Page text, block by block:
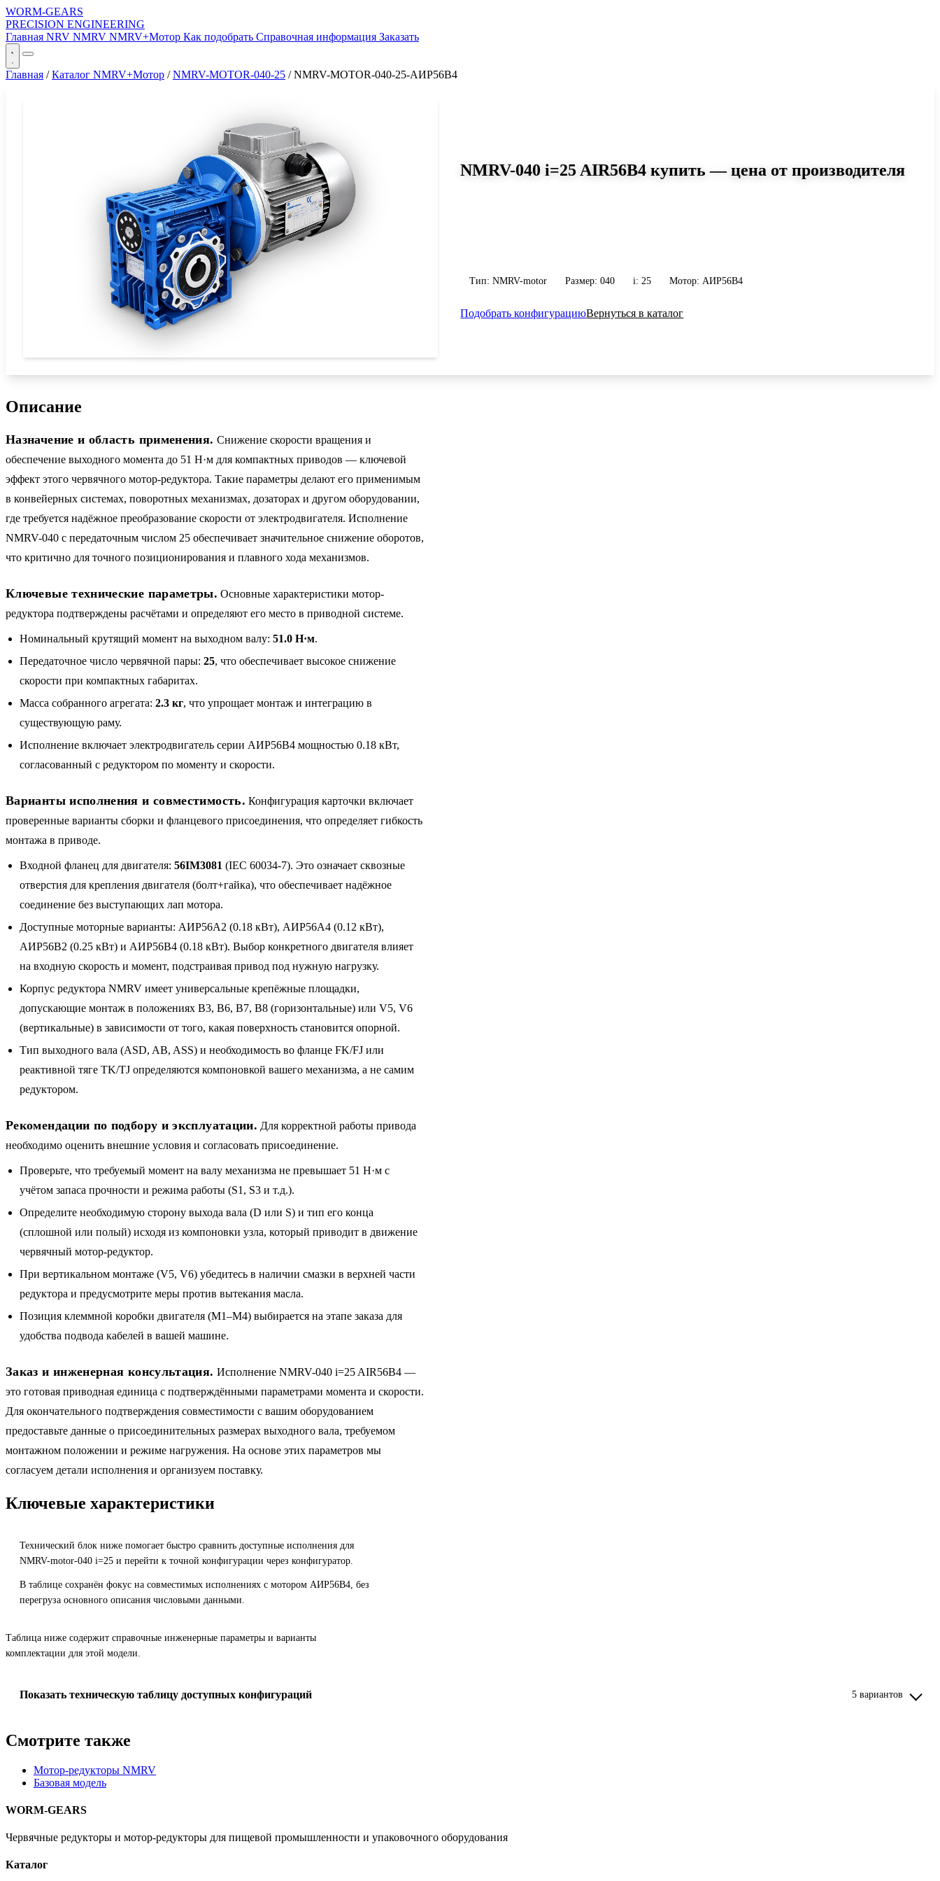
WORM-GEARS
PRECISION ENGINEERING
Главная NRV NMRV NMRV+Мотор Как подобрать Справочная информация Заказать
Главная / Каталог NMRV+Мотор / NMRV-MOTOR-040-25 / NMRV-MOTOR-040-25-АИР56B4
NMRV-040 i=25 AIR56B4 купить — цена от производителя
Тип: NMRV-motor Размер: 040 i: 25 Мотор: АИР56B4
Подобрать конфигурациюВернуться в каталог
Описание
Назначение и область применения. Снижение скорости вращения и
обеспечение выходного момента до 51 Н·м для компактных приводов — ключевой
эффект этого червячного мотор-редуктора. Такие параметры делают его применимым
в конвейерных системах, поворотных механизмах, дозаторах и другом оборудовании,
где требуется надёжное преобразование скорости от электродвигателя. Исполнение
NMRV-040 с передаточным числом 25 обеспечивает значительное снижение оборотов,
что критично для точного позиционирования и плавного хода механизмов.
Ключевые технические параметры. Основные характеристики мотор-
редуктора подтверждены расчётами и определяют его место в приводной системе.
Номинальный крутящий момент на выходном валу: 51.0 Н·м.
Передаточное число червячной пары: 25, что обеспечивает высокое снижение
скорости при компактных габаритах.
Масса собранного агрегата: 2.3 кг, что упрощает монтаж и интеграцию в
существующую раму.
Исполнение включает электродвигатель серии АИР56B4 мощностью 0.18 кВт,
согласованный с редуктором по моменту и скорости.
Варианты исполнения и совместимость. Конфигурация карточки включает
проверенные варианты сборки и фланцевого присоединения, что определяет гибкость
монтажа в приводе.
Входной фланец для двигателя: 56IM3081 (IEC 60034-7). Это означает сквозные
отверстия для крепления двигателя (болт+гайка), что обеспечивает надёжное
соединение без выступающих лап мотора.
Доступные моторные варианты: АИР56A2 (0.18 кВт), АИР56A4 (0.12 кВт),
АИР56B2 (0.25 кВт) и АИР56B4 (0.18 кВт). Выбор конкретного двигателя влияет
на входную скорость и момент, подстраивая привод под нужную нагрузку.
Корпус редуктора NMRV имеет универсальные крепёжные площадки,
допускающие монтаж в положениях B3, B6, B7, B8 (горизонтальные) или V5, V6
(вертикальные) в зависимости от того, какая поверхность становится опорной.
Тип выходного вала (ASD, AB, ASS) и необходимость во фланце FK/FJ или
реактивной тяге TK/TJ определяются компоновкой вашего механизма, а не самим
редуктором.
Рекомендации по подбору и эксплуатации. Для корректной работы привода
необходимо оценить внешние условия и согласовать присоединение.
Проверьте, что требуемый момент на валу механизма не превышает 51 Н·м с
учётом запаса прочности и режима работы (S1, S3 и т.д.).
Определите необходимую сторону выхода вала (D или S) и тип его конца
(сплошной или полый) исходя из компоновки узла, который приводит в движение
червячный мотор-редуктор.
При вертикальном монтаже (V5, V6) убедитесь в наличии смазки в верхней части
редуктора и предусмотрите меры против вытекания масла.
Позиция клеммной коробки двигателя (M1–M4) выбирается на этапе заказа для
удобства подвода кабелей в вашей машине.
Заказ и инженерная консультация. Исполнение NMRV-040 i=25 AIR56B4 —
это готовая приводная единица с подтверждёнными параметрами момента и скорости.
Для окончательного подтверждения совместимости с вашим оборудованием
предоставьте данные о присоединительных размерах выходного вала, требуемом
монтажном положении и режиме нагружения. На основе этих параметров мы
согласуем детали исполнения и организуем поставку.
Ключевые характеристики
Технический блок ниже помогает быстро сравнить доступные исполнения для
NMRV-motor-040 i=25 и перейти к точной конфигурации через конфигуратор.
В таблице сохранён фокус на совместимых исполнениях с мотором АИР56B4, без
перегруза основного описания числовыми данными.
Таблица ниже содержит справочные инженерные параметры и варианты
комплектации для этой модели.
Показать техническую таблицу доступных конфигураций 5 вариантов
Смотрите также
Мотор-редукторы NMRV
Базовая модель
WORM-GEARS
Червячные редукторы и мотор-редукторы для пищевой промышленности и упаковочного оборудования
Каталог